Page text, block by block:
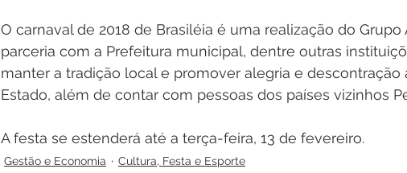
O carnaval de 2018 de Brasiléia é uma realização do Grupo
parceria com a Prefeitura municipal, dentre outras
manter a tradição local e promover alegria e descontração
Estado, além de contar com pessoas dos países vizinhos
A festa se estenderá até a terça-feira, 13 de fevereiro.
Gestão e Economia Cultura, Festa e Esporte